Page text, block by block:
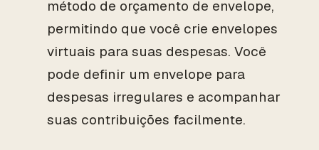
método de orçamento de envelope,
permitindo que você crie envelopes
virtuais para suas despesas. Você
pode definir um envelope para
despesas irregulares e acompanhar
suas contribuições facilmente.